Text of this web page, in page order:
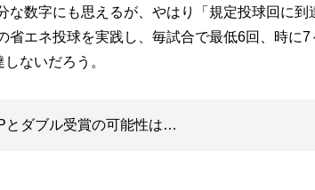
数字にも思えるが、やはり「規定投球回に到
省エネ投球を実践し、毎試合で最低6回、時に7
ないだろう。
とダブル受賞の可能性は…